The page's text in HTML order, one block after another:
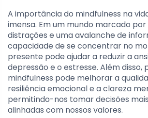
A importância do mindfulness na
imensa. Em um mundo marcado
distrações e uma avalanche de
capacidade de se concentrar no
presente pode ajudar a reduzir a
depressão e o estresse. Além disso,
mindfulness pode melhorar a
resiliência emocional e a clareza
permitindo-nos tomar decisões
alinhadas com nossos valores.